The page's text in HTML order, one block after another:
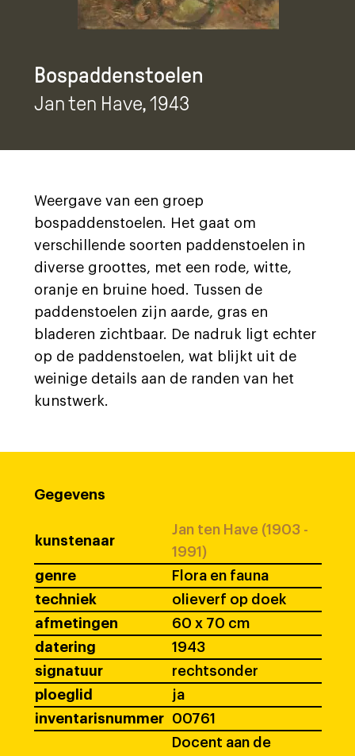
Bospaddenstoelen
Jan ten Have, 1943
Weergave van een groep
bospaddenstoelen. Het gaat om
verschillende soorten paddenstoelen in
diverse groottes, met een rode, witte,
oranje en bruine hoed. Tussen de
paddenstoelen zijn aarde, gras en
bladeren zichtbaar. De nadruk ligt echter
op de paddenstoelen, wat blijkt uit de
weinige details aan de randen van het
kunstwerk.
Gegevens
kunstenaar
Jan ten Have (1903 -
1991)
genre
Flora en fauna
techniek
olieverf op doek
afmetingen
60 x 70 cm
datering
1943
signatuur
rechtsonder
ploeglid
ja
inventarisnummer
00761
Docent aan de